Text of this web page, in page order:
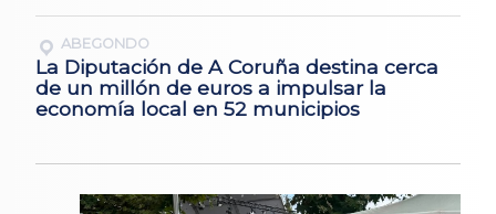
ABEGONDO
La Diputación de A Coruña destina cerca
de un millón de euros a impulsar la
economía local en 52 municipios